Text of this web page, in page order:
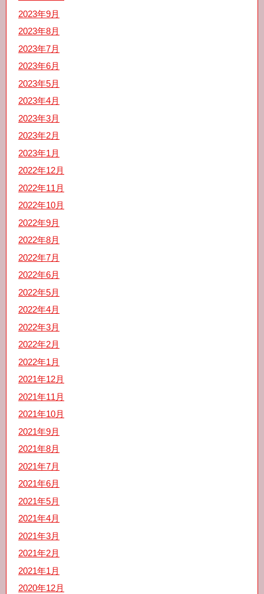
2023年9月
2023年8月
2023年7月
2023年6月
2023年5月
2023年4月
2023年3月
2023年2月
2023年1月
2022年12月
2022年11月
2022年10月
2022年9月
2022年8月
2022年7月
2022年6月
2022年5月
2022年4月
2022年3月
2022年2月
2022年1月
2021年12月
2021年11月
2021年10月
2021年9月
2021年8月
2021年7月
2021年6月
2021年5月
2021年4月
2021年3月
2021年2月
2021年1月
2020年12月